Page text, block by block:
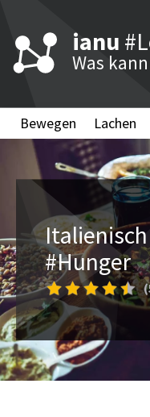
ianu
Was
Bewegen Lachen
#Hunger